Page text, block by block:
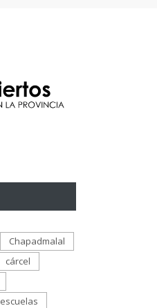
Chapadmalal
cárcel
escuelas